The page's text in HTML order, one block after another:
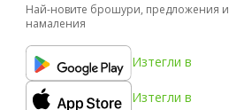
Най-новите брошури, предложения и
намаления
Изтегли в
Изтегли в